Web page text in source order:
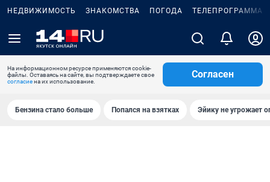
НЕДВИЖИМОСТЬ ЗНАКОМСТВА ПОГОДА ТЕЛЕПРОГРАММА
На информационном ресурсе применяются cookie-
файлы. Оставаясь на сайте, вы подтверждаете свое
согласиена их использование.
Согласен
Бензина стало больше Попался на взятках Эйику не угрожает